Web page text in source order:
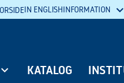
IN ENGLISHINFORMATION
KATALOG